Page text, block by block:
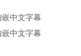
中文字幕
中文字幕